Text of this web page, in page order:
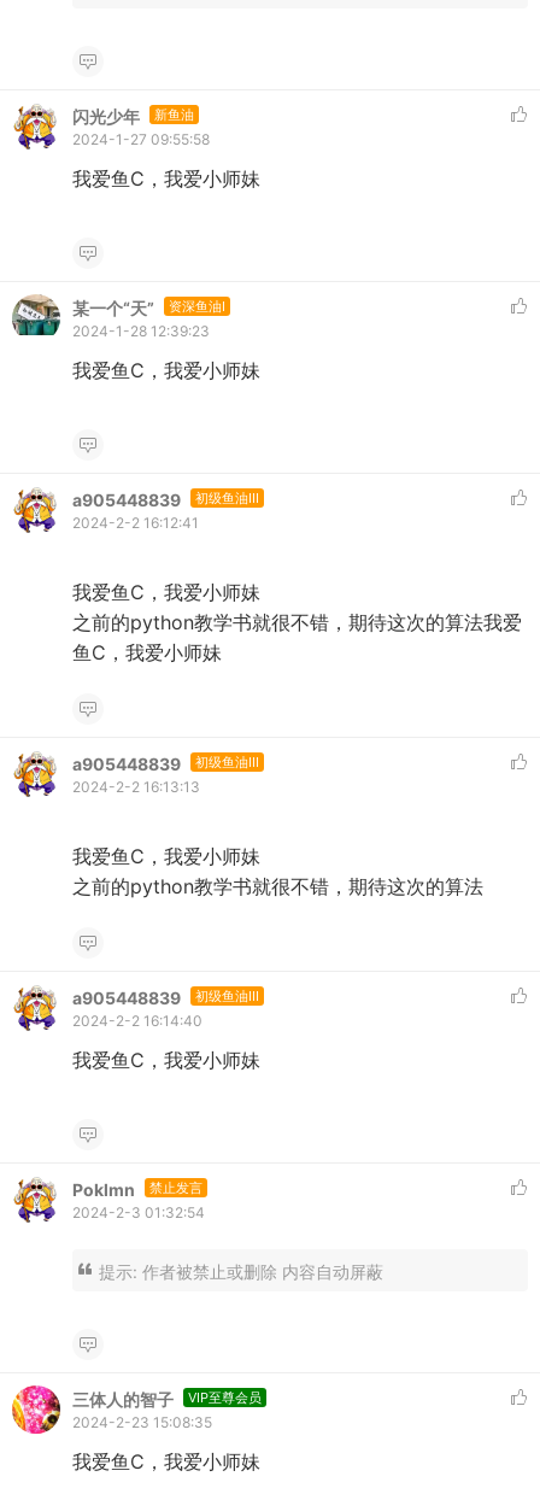
闪光少年 新鱼油
2024-1-27 09:55:58
我爱鱼C，我爱小师妹
某一个“天” 资深鱼油I
2024-1-28 12:39:23
我爱鱼C，我爱小师妹
a905448839 初级鱼油III
2024-2-2 16:12:41
我爱鱼C，我爱小师妹
之前的python教学书就很不错，期待这次的算法我爱
鱼C，我爱小师妹
a905448839 初级鱼油III
2024-2-2 16:13:13
我爱鱼C，我爱小师妹
之前的python教学书就很不错，期待这次的算法
a905448839 初级鱼油III
2024-2-2 16:14:40
我爱鱼C，我爱小师妹
Poklmn 禁止发言
2024-2-3 01:32:54
提示: 作者被禁止或删除 内容自动屏蔽
三体人的智子 VIP至尊会员
2024-2-23 15:08:35
我爱鱼C，我爱小师妹